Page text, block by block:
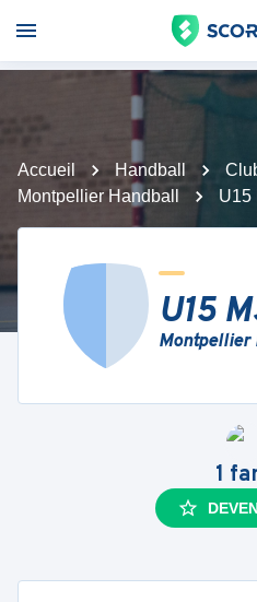
Accueil Handball
Montpellier Handball
U15
U15
Montpellier
1